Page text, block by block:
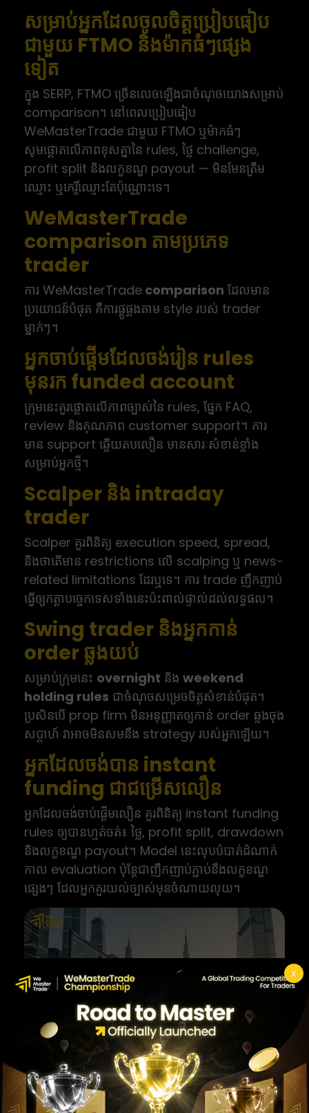
X
សម្រាប់អ្នកដែលចូលចិត្តប្រៀបធៀប
ជាមួយ FTMO និងម៉ាកធំៗផ្សេង
ទៀត
ក្នុង SERP, FTMO ច្រើនលេចឡើងជាចំណុចយោងសម្រាប់
comparison។ នៅពេលប្រៀបធៀប
WeMasterTrade ជាមួយ FTMO ឬម៉ាកធំៗ
សូមផ្តោតលើភាពខុសគ្នានៃ rules, ថ្លៃ challenge,
profit split និងលក្ខខណ្ឌ payout — មិនមែនត្រឹម
ឈ្មោះ ឬកេរ្តិ៍ឈ្មោះតែប៉ុណ្ណោះទេ។
WeMasterTrade
comparison តាមប្រភេទ
trader
ការ WeMasterTrade comparison ដែលមាន
ប្រយោជន៍បំផុត គឺការផ្គូផ្គងតាម style របស់ trader
ម្នាក់ៗ។
អ្នកចាប់ផ្តើមដែលចង់រៀន rules
មុនរក funded account
ក្រុមនេះគួរផ្តោតលើភាពច្បាស់នៃ rules, ផ្នែក FAQ,
review និងគុណភាព customer support។ ការ
មាន support ឆ្លើយតបលឿន មានសារៈសំខាន់ខ្លាំង
សម្រាប់អ្នកថ្មី។
Scalper និង intraday
trader
Scalper គួរពិនិត្យ execution speed, spread,
និងថាតើមាន restrictions លើ scalping ឬ news-
related limitations ដែរឬទេ។ ការ trade ញឹកញាប់
ធ្វើឲ្យកត្តាបច្ចេកទេសទាំងនេះប៉ះពាល់ផ្ទាល់ដល់លទ្ធផល។
Swing trader និងអ្នកកាន់
order ឆ្លងយប់
សម្រាប់ក្រុមនេះ overnight និង weekend
holding rules ជាចំណុចសម្រេចចិត្តសំខាន់បំផុត។
ប្រសិនបើ prop firm មិនអនុញ្ញាតឲ្យកាន់ order ឆ្លងចុង
សប្តាហ៍ វាអាចមិនសមនឹង strategy របស់អ្នកឡើយ។
អ្នកដែលចង់បាន instant
funding ជាជម្រើសលឿន
អ្នកដែលចង់ចាប់ផ្តើមលឿន គួរពិនិត្យ instant funding
rules ឲ្យបានហ្មត់ចត់៖ ថ្លៃ, profit split, drawdown
និងលក្ខខណ្ឌ payout។ Model នេះលុបបំបាត់ដំណាក់
កាល evaluation ប៉ុន្តែជាញឹកញាប់ភ្ជាប់នឹងលក្ខខណ្ឌ
ផ្សេងៗ ដែលអ្នកគួរយល់ច្បាស់មុនចំណាយលុយ។
ប្រភេទ trader ផ្សេងៗ scalper swing និងអ្នកប្រើ instant funding កំពុងវាយតម្លៃជម្រើស prop firm
របៀបអាន review របស់